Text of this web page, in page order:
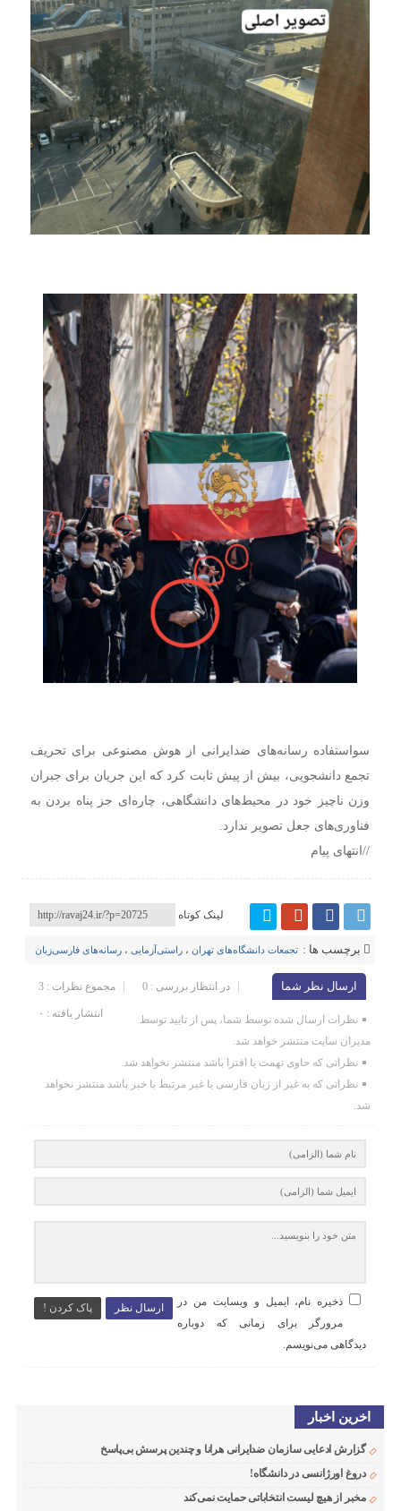
سواستفاده رسانه‌های ضدایرانی از هوش مصنوعی برای تحریف
تجمع دانشجویی، بیش از پیش ثابت کرد که این جریان برای جبران
وزن ناچیز خود در محیط‌های دانشگاهی، چاره‌ای جز پناه بردن به
فناوری‌های جعل تصویر ندارد.
//انتهای پیام
لینک کوتاه
برچسب ها : تجمعات دانشگاه‌های تهران ،راستی‌آزمایی ،رسانه‌های فارسی‌زبان
ارسال نظر شما مجموع نظرات : 3 در انتظار بررسی : 0
انتشار یافته : ۰
نظرات ارسال شده توسط شما، پس از تایید توسط
مدیران سایت منتشر خواهد شد.
نظراتی که حاوی تهمت یا افترا باشد منتشر نخواهد شد.
نظراتی که به غیر از زبان فارسی یا غیر مرتبط با خبر باشد منتشر نخواهد
شد.
ارسال نظر پاک کردن !
ذخیره نام، ایمیل و وبسایت من در
مرورگر برای زمانی که دوباره
دیدگاهی می‌نویسم.
اخرین اخبار
گزارش ادعایی سازمان ضدایرانی هرانا و چندین پرسش بی‌پاسخ
دروغ اورژانسی در دانشگاه!
مخبر از هیچ لیست انتخاباتی حمایت نمی‌کند